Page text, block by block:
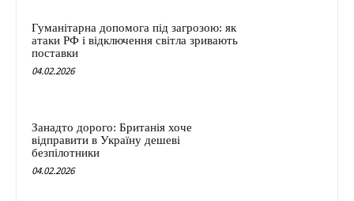
Гуманітарна допомога під загрозою: як
атаки РФ і відключення світла зривають
поставки
04.02.2026
Занадто дорого: Британія хоче
відправити в Україну дешеві
безпілотники
04.02.2026